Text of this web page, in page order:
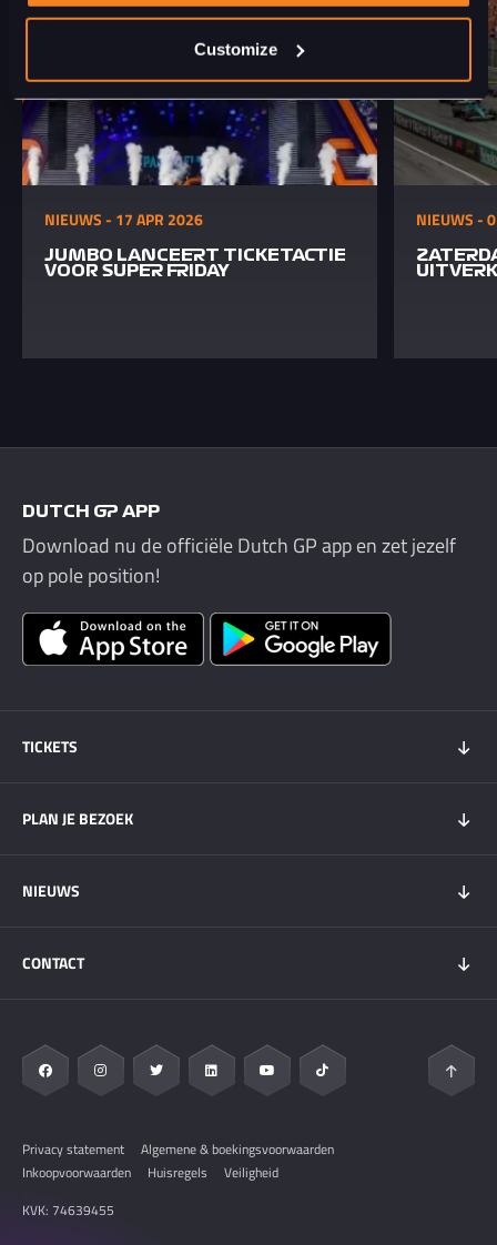
Customize
NIEUWS - 17 APR 2026
JUMBO LANCEERT TICKETACTIE
VOOR SUPER FRIDAY
NIEUWS -
DUTCH GP APP
Download nu de officiële Dutch GP app en zet jezelf
op pole position!
TICKETS
Tickets Super Friday
Wachtlijst weekendtickets
My DGP
PLAN JE BEZOEK
Bezoekersinfo
Plattegrond
NIEUWS
Circuit Zandvoort
CONTACT
Veelgestelde vragen
Pers & Media
Privacy statement
Algemene & boekingsvoorwaarden
Inkoopvoorwaarden
Huisregels
Veiligheid
KVK: 74639455